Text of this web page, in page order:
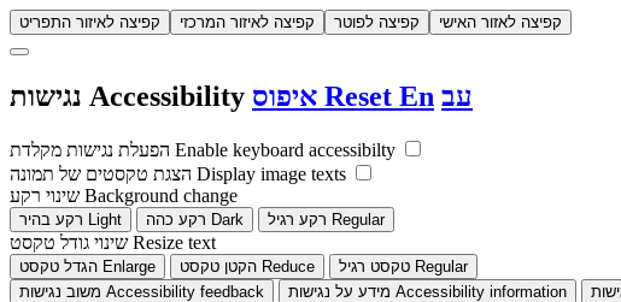
קפיצה לאיזור התפריט קפיצה לאיזור המרכזי קפיצה לפוטר קפיצה לאזור האישי
Accessibility Reset En עב
Enable keyboard accessibilty
Display image texts
Background change
Light Dark Regular
Resize text
Enlarge Reduce
Regular
Accessibility feedback Accessibility information